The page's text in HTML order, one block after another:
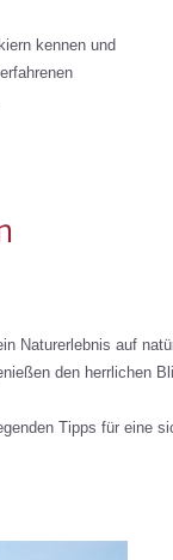
kennen und
Naturerlebnis auf
den herrlichen
Tipps für eine